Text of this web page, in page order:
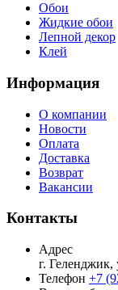
Обои
Жидкие обои
Лепной декор
Клей
Информация
О компании
Новости
Оплата
Доставка
Возврат
Вакансии
Контакты
Адрес
г. Геленджик,
Телефон +7